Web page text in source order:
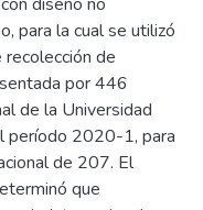
para la cual se utilizó
de
por 446
de la Universidad
período 2020-1, para
de 207. El
que